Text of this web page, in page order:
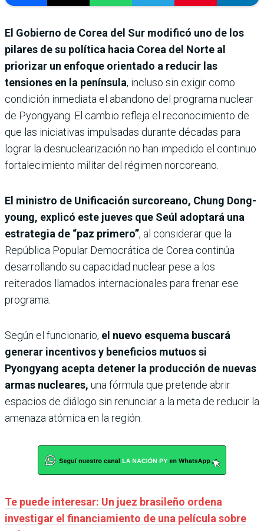
El Gobierno de Corea del Sur modificó uno de los
pilares de su política hacia Corea del Norte al
priorizar un enfoque orientado a reducir las
tensiones en la península, incluso sin exigir como
condición inmediata el abandono del programa nuclear
de Pyongyang. El cambio refleja el reconocimiento de
que las iniciativas impulsadas durante décadas para
lograr la desnuclearización no han impedido el continuo
fortalecimiento militar del régimen norcoreano.
El ministro de Unificación surcoreano, Chung Dong-
young, explicó este jueves que Seúl adoptará una
estrategia de “paz primero”, al considerar que la
República Popular Democrática de Corea continúa
desarrollando su capacidad nuclear pese a los
reiterados llamados internacionales para frenar ese
programa.
Según el funcionario, el nuevo esquema buscará
generar incentivos y beneficios mutuos si
Pyongyang acepta detener la producción de nuevas
armas nucleares, una fórmula que pretende abrir
espacios de diálogo sin renunciar a la meta de reducir la
amenaza atómica en la región.
Te puede interesar: Un juez brasileño ordena
investigar el financiamiento de una película sobre